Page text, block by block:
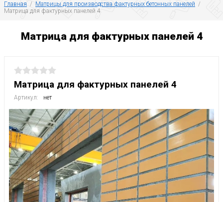
Главная
  /
Матрицы для производства фактурных бетонных панелей
Матрица для фактурных панелей 4
Матрица для фактурных панелей 4
Матрица для фактурных панелей 4
Артикул: нет